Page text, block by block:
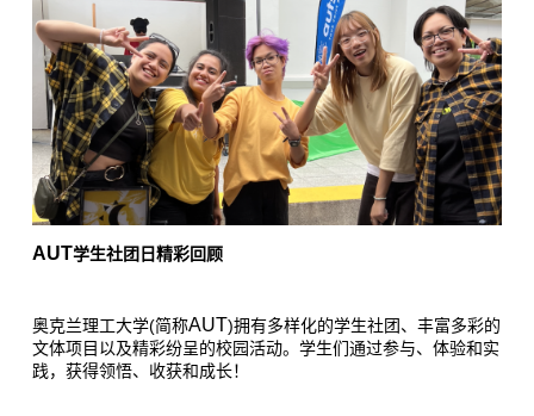
AUT学生社团日精彩回顾
奥克兰理工大学(简称AUT)拥有多样化的学生社团、丰富多彩的
文体项目以及精彩纷呈的校园活动。学生们通过参与、体验和实
践，获得领悟、收获和成长！